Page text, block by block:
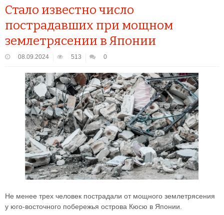
Стало известно число
пострадавших при мощном
землетрясении в Японии
08.09.2024 513 0
Не менее трех человек пострадали от мощного землетрясения
у юго-восточного побережья острова Кюсю в Японии.